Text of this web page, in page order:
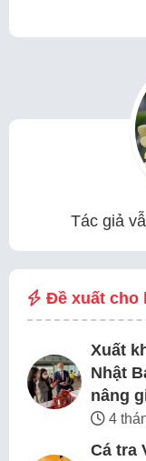
Tác giả
Đề xuất cho
Xuất
Nhật
nâng
4
Cá tra